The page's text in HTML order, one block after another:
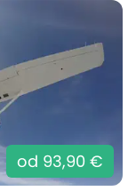
od 93,90 €